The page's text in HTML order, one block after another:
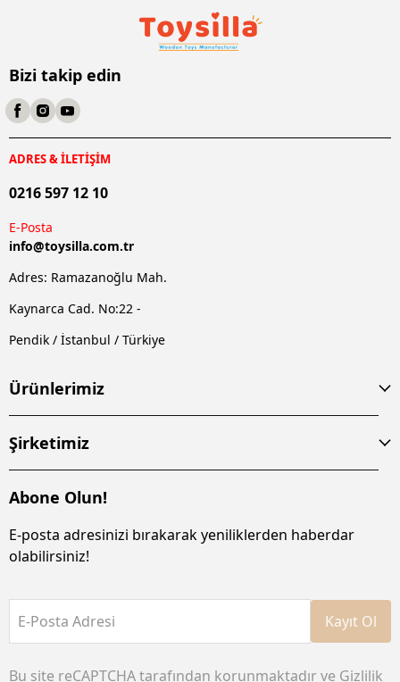
Bizi takip edin
ADRES & İLETİŞİM
0216 597 12 10
E-Posta
info@toysilla.com.tr
Adres: Ramazanoğlu Mah.
Kaynarca Cad. No:22 -
Pendik / İstanbul / Türkiye
Ürünlerimiz
Şirketimiz
Abone Olun!
E-posta adresinizi bırakarak yeniliklerden haberdar
olabilirsiniz!
E-Posta Adresi Kayıt Ol
Bu site reCAPTCHA tarafından korunmaktadır ve Gizlilik